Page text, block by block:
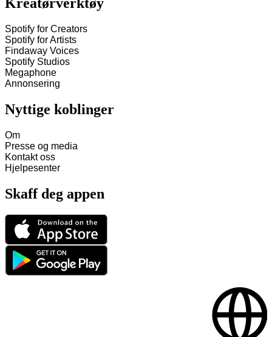
Kreatørverktøy
Spotify for Creators
Spotify for Artists
Findaway Voices
Spotify Studios
Megaphone
Annonsering
Nyttige koblinger
Om
Presse og media
Kontakt oss
Hjelpesenter
Skaff deg appen